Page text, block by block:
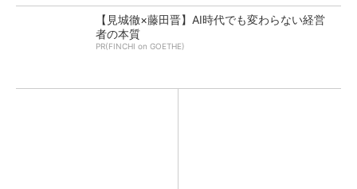
【見城徹×藤田晋】AI時代でも変わらない経営
者の本質
PR(FINCHI on GOETHE)